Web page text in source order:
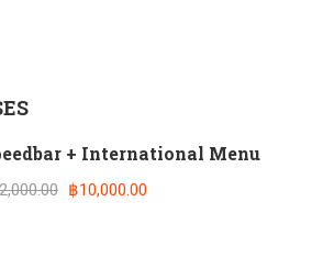
+ International Menu
฿10,000.00